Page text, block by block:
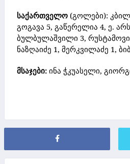
საქართველო (გოლები):
გოგავა 5, გაწერელია 4, ე.
ბულბულაშვილი 3,
ნაზღაიძე 1, მერკვილაძე 1,
მსაჯები: ინა ჭკუასელი,